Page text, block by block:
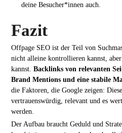
deine Besucher*innen auch.
Fazit
Offpage SEO ist der Teil von
nicht alleine kontrollieren kannst,
kannst.Backlinks von relevanten
Brand Mentions und eine stabile
die Faktoren, die Google zeigen:
vertrauenswürdig, relevant und es
werden.
Der Aufbau braucht Geduld und